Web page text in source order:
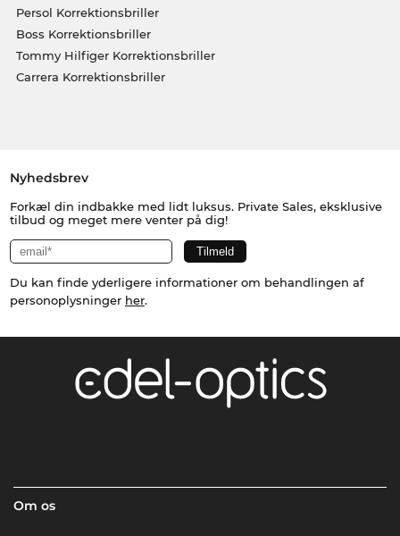
Persol Korrektionsbriller
Boss Korrektionsbriller
Tommy Hilfiger Korrektionsbriller
Carrera Korrektionsbriller
Nyhedsbrev
Forkæl din indbakke med lidt luksus. Private Sales, eksklusive
tilbud og meget mere venter på dig!
Du kan finde yderligere informationer om behandlingen af
personoplysninger her.
Om os